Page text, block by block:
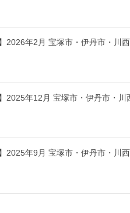
2026年2月 宝塚市・伊丹市・川
2025年12月 宝塚市・伊丹市・川
2025年9月 宝塚市・伊丹市・川